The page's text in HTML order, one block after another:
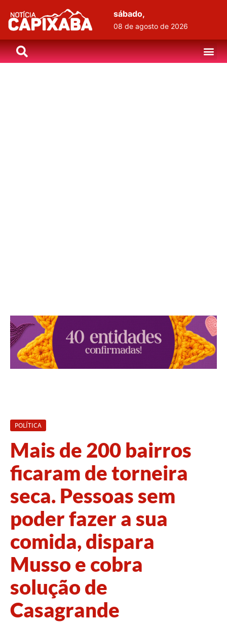
sábado,
08 de agosto de 2026
POLÍTICA
Mais de 200 bairros
ficaram de torneira
seca. Pessoas sem
poder fazer a sua
comida, dispara
Musso e cobra
solução de
Casagrande